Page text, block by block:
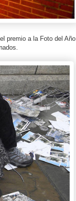
premio a la Foto del Año